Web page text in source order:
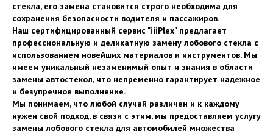
стекла, его замена становится строго необходима для
сохранения безопасности водителя и пассажиров.
Наш сертифицированный сервис "iiiPlex" предлагает
профессиональную и деликатную замену лобового стекла с
использованием новейших материалов и инструментов. Мы
имеем уникальный незаменимый опыт и знания в области
замены автостекол, что непременно гарантирует надежное
и безупречное выполнение.
Мы понимаем, что любой случай различен и к каждому
нужен свой подход, в связи с этим, мы предоставляем услугу
замены лобового стекла для автомобилей множества